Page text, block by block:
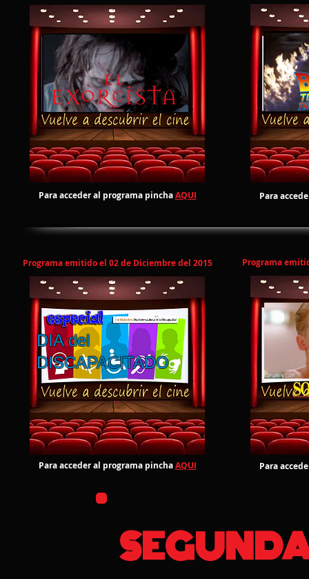
Para acceder al programa pincha AQUI Para
Programa emitido el 02 de Diciembre del 2015
DIA del
DISCAPACITADO
Para acceder al programa pincha AQUI
Programa
Para